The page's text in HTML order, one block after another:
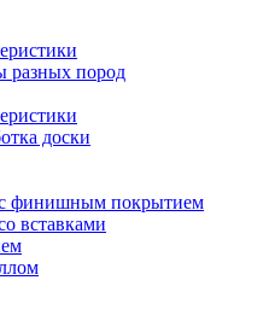
разных пород
доски
финишным покрытием
вставками